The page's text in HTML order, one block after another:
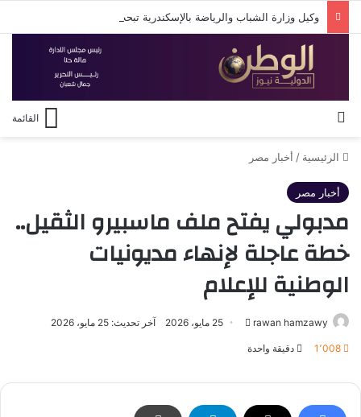
القائمة
الرئيسية / أخبار مصر
أخبار مصر
مدبولي يفتح ملف ماسبيرو الثقيل..
خطة عاجلة لإنهاء مديونيات
الوطنية للإعلام
rawan hamzawy
أرسل 25 مايو، 2026 آخر تحديث: 25 مايو، 2026
1٬008 دقيقة واحدة